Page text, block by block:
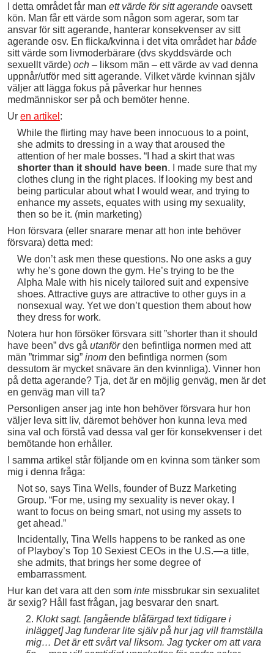
I detta området får man ett värde för sitt agerande oavsett
kön. Man får ett värde som någon som agerar, som tar
ansvar för sitt agerande, hanterar konsekvenser av sitt
agerande osv. En flicka/kvinna i det vita området har både
sitt värde som livmoderbärare (dvs skyddsvärde och
sexuellt värde) och – liksom män – ett värde av vad denna
uppnår/utför med sitt agerande. Vilket värde kvinnan själv
väljer att lägga fokus på påverkar hur hennes
medmänniskor ser på och bemöter henne.
Ur en artikel :
While the flirting may have been innocuous to a point,
she admits to dressing in a way that aroused the
attention of her male bosses. “I had a skirt that was
shorter than it should have been. I made sure that my
clothes clung in the right places. If looking my best and
being particular about what I would wear, and trying to
enhance my assets, equates with using my sexuality,
then so be it. (min marketing)
Hon försvara (eller snarare menar att hon inte behöver
försvara) detta med:
We don’t ask men these questions. No one asks a guy
why he’s gone down the gym. He’s trying to be the
Alpha Male with his nicely tailored suit and expensive
shoes. Attractive guys are attractive to other guys in a
nonsexual way. Yet we don’t question them about how
they dress for work.
Notera hur hon försöker försvara sitt ”shorter than it should
have been” dvs gå utanförden befintliga normen med att
män ”trimmar sig” inom den befintliga normen (som
dessutom är mycket snävare än den kvinnliga). Vinner hon
på detta agerande? Tja, det är en möjlig genväg, men är det
en genväg man vill ta?
Personligen anser jag inte hon behöver försvara hur hon
väljer leva sitt liv, däremot behöver hon kunna leva med
sina val och förstå vad dessa val ger för konsekvenser i det
bemötande hon erhåller.
I samma artikel står följande om en kvinna som tänker som
mig i denna fråga:
Not so, says Tina Wells, founder of Buzz Marketing
Group. “For me, using my sexuality is never okay. I
want to focus on being smart, not using my assets to
get ahead.”
Incidentally, Tina Wells happens to be ranked as one
of Playboy’s Top 10 Sexiest CEOs in the U.S.—a title,
she admits, that brings her some degree of
embarrassment.
Hur kan det vara att den som inte missbrukar sin sexualitet
är sexig? Håll fast frågan, jag besvarar den snart.
2. Klokt sagt. [angående blåfärgad text tidigare i
inlägget] Jag funderar lite själv på hur jag vill framställa
mig… Det är ett svårt val liksom. Jag tycker om att vara